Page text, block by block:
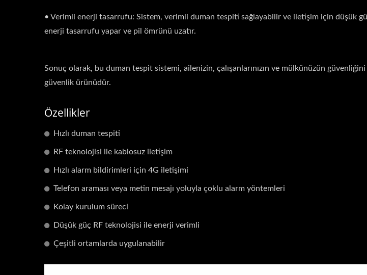
• Verimli enerji tasarrufu: Sistem, verimli duman tespiti sağlayabilir ve iletişim için düşük
enerji tasarrufu yapar ve pil ömrünü uzatır.
Sonuç olarak, bu duman tespit sistemi, ailenizin, çalışanlarınızın ve mülkünüzün
güvenlik ürünüdür.
Özellikler
Hızlı duman tespiti
RF teknolojisi ile kablosuz iletişim
Hızlı alarm bildirimleri için 4G iletişimi
Telefon araması veya metin mesajı yoluyla çoklu alarm yöntemleri
Kolay kurulum süreci
Düşük güç RF teknolojisi ile enerji verimli
Çeşitli ortamlarda uygulanabilir